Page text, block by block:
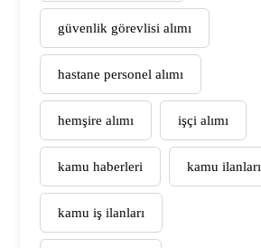
güvenlik görevlisi alımı
hastane personel alımı
hemşire alımı işçi alımı
kamu haberleri kamu ilanları
kamu iş ilanları